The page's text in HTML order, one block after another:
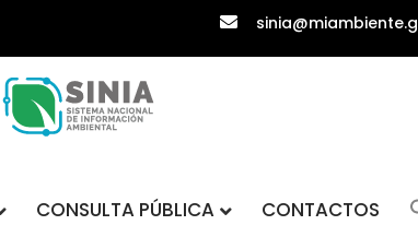
CONSULTA PÚBLICA CONTACTOS